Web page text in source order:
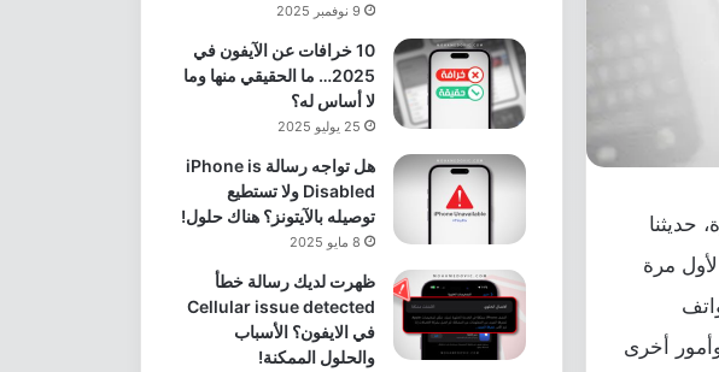
حديثنا
مرة
أخرى
9 نوفمبر 2025
10 خرافات عن الآيفون في
2025… ما الحقيقي منها وما
لا أساس له؟
25 يوليو 2025
هل تواجه رسالة iPhone is
Disabled ولا تستطيع
توصيله بالآيتونز؟ هناك حلول!
8 مايو 2025
ظهرت لديك رسالة خطأ
Cellular issue detected
في الايفون؟ الأسباب
والحلول الممكنة!